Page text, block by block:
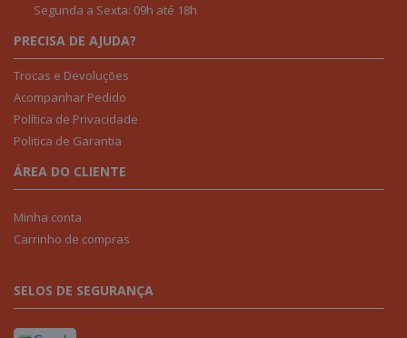
Segunda a Sexta: 09h até 18h
PRECISA DE AJUDA?
Trocas e Devoluções
Acompanhar Pedido
Política de Privacidade
Politica de Garantia
ÁREA DO CLIENTE
Minha conta
Carrinho de compras
SELOS DE SEGURANÇA